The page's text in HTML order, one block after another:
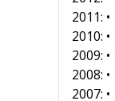
2011: •
2010: •
2009: •
2008: •
2007: •